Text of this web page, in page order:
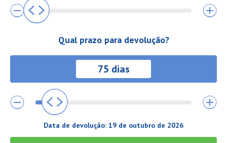
Qual prazo para devolução?
Data de devolução: 19 de outubro de 2026